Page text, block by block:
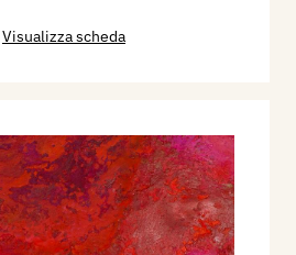
Visualizza scheda